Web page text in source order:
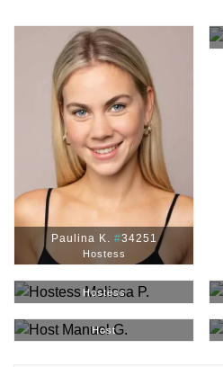
Paulina K. #34251
Hostess
Hostess
Host